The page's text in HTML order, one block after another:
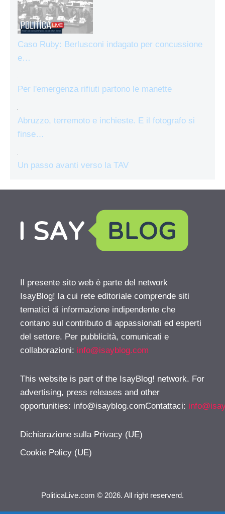
Caso Ruby: Berlusconi indagato per concussione
e…
Per l'emergenza rifiuti partono le manette
Abruzzo, terremoto e inchieste. E il fotografo si
finse…
Un passo avanti verso la TAV
Il presente sito web è parte del network
IsayBlog! la cui rete editoriale comprende siti
tematici di informazione indipendente che
contano sul contributo di appassionati ed esperti
del settore. Per pubblicità, comunicati e
collaborazioni: info@isayblog.com
This website is part of the IsayBlog! network. For
advertising, press releases and other
opportunities: info@isayblog.comContattaci:
Dichiarazione sulla Privacy (UE)
Cookie Policy (UE)
PoliticaLive.com © 2026. All right reserverd.